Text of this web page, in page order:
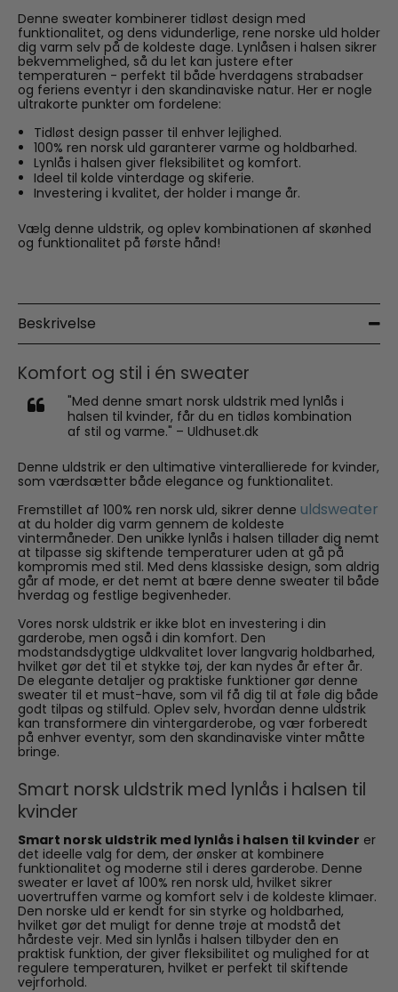
Denne sweater kombinerer tidløst design med
funktionalitet, og dens vidunderlige, rene norske uld holder
dig varm selv på de koldeste dage. Lynlåsen i halsen sikrer
bekvemmelighed, så du let kan justere efter
temperaturen - perfekt til både hverdagens strabadser
og feriens eventyr i den skandinaviske natur. Her er nogle
ultrakorte punkter om fordelene:
Tidløst design passer til enhver lejlighed.
100% ren norsk uld garanterer varme og holdbarhed.
Lynlås i halsen giver fleksibilitet og komfort.
Ideel til kolde vinterdage og skiferie.
Investering i kvalitet, der holder i mange år.
Vælg denne uldstrik, og oplev kombinationen af skønhed
og funktionalitet på første hånd!
Beskrivelse
Komfort og stil i én sweater
"Med denne smart norsk uldstrik med lynlås i
halsen til kvinder, får du en tidløs kombination
af stil og varme." – Uldhuset.dk
Denne uldstrik er den ultimative vinterallierede for kvinder,
som værdsætter både elegance og funktionalitet.
Fremstillet af 100% ren norsk uld, sikrer denne uldsweater
at du holder dig varm gennem de koldeste
vintermåneder. Den unikke lynlås i halsen tillader dig nemt
at tilpasse sig skiftende temperaturer uden at gå på
kompromis med stil. Med dens klassiske design, som aldrig
går af mode, er det nemt at bære denne sweater til både
hverdag og festlige begivenheder.
Vores norsk uldstrik er ikke blot en investering i din
garderobe, men også i din komfort. Den
modstandsdygtige uldkvalitet lover langvarig holdbarhed,
hvilket gør det til et stykke tøj, der kan nydes år efter år.
De elegante detaljer og praktiske funktioner gør denne
sweater til et must-have, som vil få dig til at føle dig både
godt tilpas og stilfuld. Oplev selv, hvordan denne uldstrik
kan transformere din vintergarderobe, og vær forberedt
på enhver eventyr, som den skandinaviske vinter måtte
bringe.
Smart norsk uldstrik med lynlås i halsen til
kvinder
Smart norsk uldstrik med lynlås i halsen til kvinder er
det ideelle valg for dem, der ønsker at kombinere
funktionalitet og moderne stil i deres garderobe. Denne
sweater er lavet af 100% ren norsk uld, hvilket sikrer
uovertruffen varme og komfort selv i de koldeste klimaer.
Den norske uld er kendt for sin styrke og holdbarhed,
hvilket gør det muligt for denne trøje at modstå det
hårdeste vejr. Med sin lynlås i halsen tilbyder den en
praktisk funktion, der giver fleksibilitet og mulighed for at
regulere temperaturen, hvilket er perfekt til skiftende
vejrforhold.